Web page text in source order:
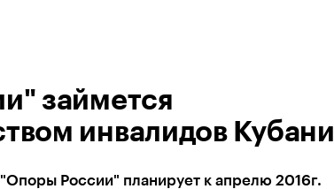
займется
инвалидов Кубани
России" планирует к апрелю 2016г.